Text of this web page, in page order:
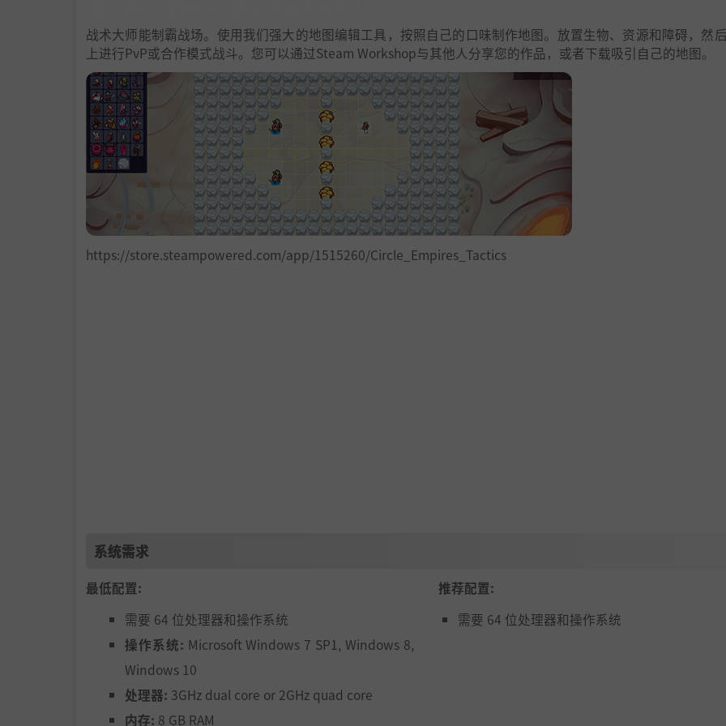
战术大师能制霸战场。使用我们强大的地图编辑工具，按照自己的口味制作地图。放置生物、资源和障碍，然
上进行PvP或合作模式战斗。您可以通过Steam Workshop与其他人分享您的作品，或者下载吸引自己的地图。
https://store.steampowered.com/app/1515260/Circle_Empires_Tactics
系统需求
最低配置:
需要 64 位处理器和操作系统
操作系统: Microsoft Windows 7 SP1, Windows 8,
Windows 10
处理器: 3GHz dual core or 2GHz quad core
内存: 8 GB RAM
推荐配置:
需要 64 位处理器和操作系统